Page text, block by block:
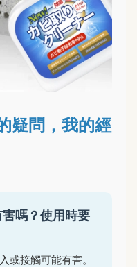
疑問，我的經
嗎？使用時要
或接觸可能有害。